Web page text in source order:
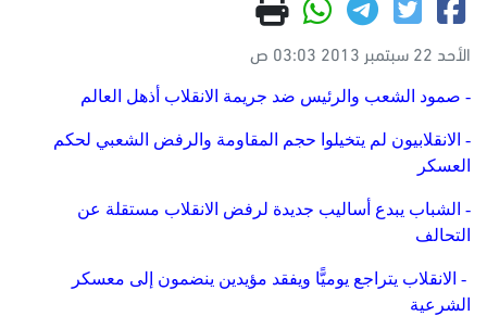
الأحد 22 سبتمبر 2013 03:03 ص
- صمود الشعب والرئيس ضد جريمة الانقلاب أذهل العالم
- الانقلابيون لم يتخيلوا حجم المقاومة والرفض الشعبي لحكم
العسكر
- الشباب يبدع أساليب جديدة لرفض الانقلاب مستقلة عن
التحالف
- الانقلاب يتراجع يوميًّا ويفقد مؤيدين ينضمون إلى معسكر
الشرعية